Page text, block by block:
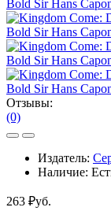
Отзывы:
(0)
Издатель:
Наличие:
263 ₽уб.